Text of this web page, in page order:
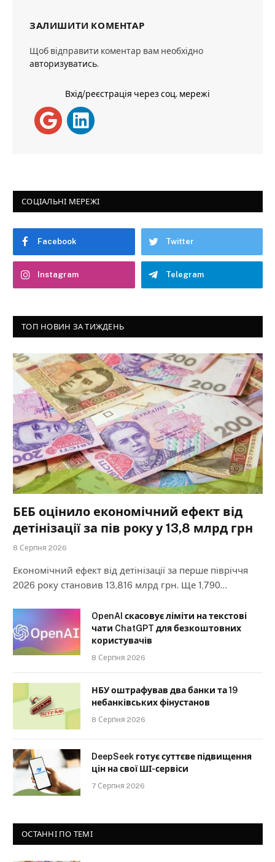
ЗАЛИШИТИ КОМЕНТАР
Щоб відправити коментар вам необхідно
авторизуватись.
Вхід/реєстрація через соц. мережі
СОЦІАЛЬНІ МЕРЕЖІ
Facebook Twitter
Instagram Telegram
ТОП НОВИН ЗА ТИЖДЕНЬ
БЕБ оцінило економічний ефект від
детінізації за пів року у 13,8 млрд грн
8 Серпня 2026
Економічний ефект від детінізації за перше півріччя
2026 року становив 13,816 млрд грн. Ще 1,790…
OpenAI скасовує ліміти на текстові
чати ChatGPT для безкоштовних
користувачів
8 Серпня 2026
НБУ оштрафував два банки та 19
небанківських фінустанов
8 Серпня 2026
DeepSeek готує суттєве підвищення
цін на свої ШІ-сервіси
7 Серпня 2026
ОСТАННІ ПО ТЕМІ